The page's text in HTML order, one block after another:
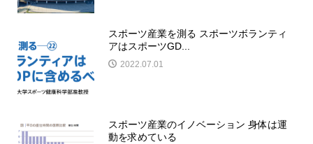
スポーツ産業を測る スポーツボランティ
アはスポーツGD...
2022.07.01
スポーツ産業のイノベーション 身体は運
動を求めている